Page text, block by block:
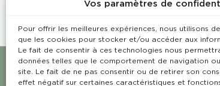
Vos paramètres de
Pour offrir les meilleures expériences, nous utilisons
que les cookies pour stocker et/ou accéder aux
Le fait de consentir à ces technologies nous
données telles que le comportement de navigation ou
site. Le fait de ne pas consentir ou de retirer son
effet négatif sur certaines caractéristiques et